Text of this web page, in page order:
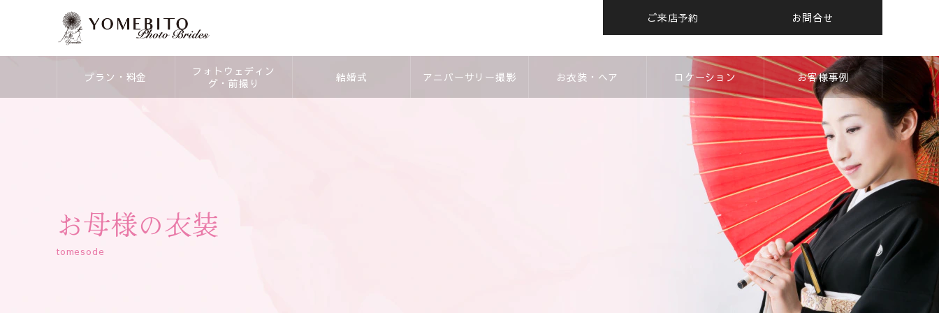
ご来店予約 お問合せ
プラン・料金
フォトウェディン
グ・前撮り
結婚式 アニバーサリー撮影 お衣装・ヘア ロケーション お客様事例
お母様の衣装